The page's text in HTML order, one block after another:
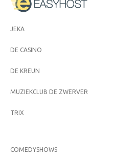
JEKA
DE CASINO
DE KREUN
MUZIEKCLUB DE ZWERVER
TRIX
COMEDYSHOWS